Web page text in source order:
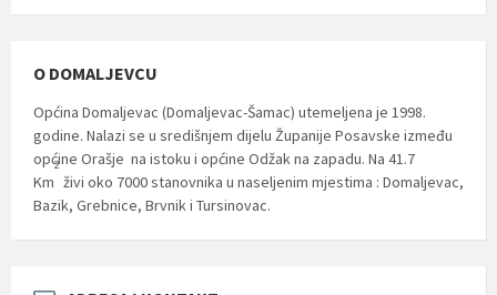
O DOMALJEVCU
Općina Domaljevac (Domaljevac-Šamac) utemeljena je 1998.
godine. Nalazi se u središnjem dijelu Županije Posavske između
općine Orašje na istoku i općine Odžak na zapadu. Na 41.7
Km
2
živi oko 7000 stanovnika u naseljenim mjestima : Domaljevac,
Bazik, Grebnice, Brvnik i Tursinovac.